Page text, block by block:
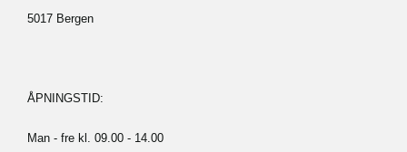
5017 Bergen
ÅPNINGSTID:
Man - fre kl. 09.00 - 14.00